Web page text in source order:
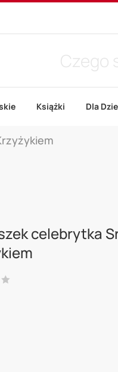
Książki Dla
celebrytka